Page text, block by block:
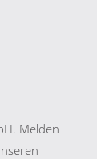
Melden